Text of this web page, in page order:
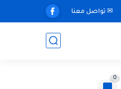
✉ تواصل معنا
0